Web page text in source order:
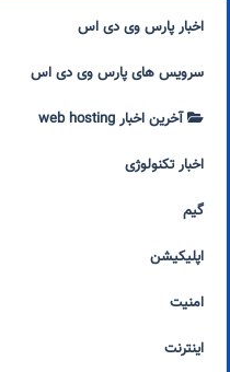
اخبار پارس وی دی اس
سرویس های پارس وی دی اس
آخرین اخبار web hosting
اخبار تکنولوژی
گیم
اپلیکیشن
امنیت
اینترنت